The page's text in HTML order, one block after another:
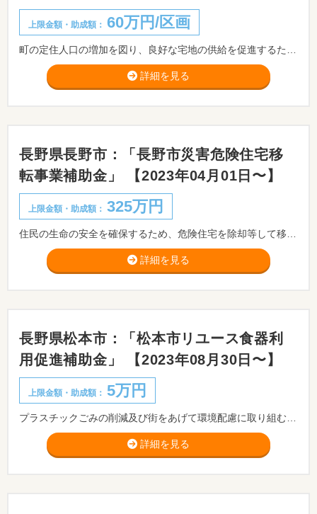
上限金額・助成額： 60万円/区画
詳細を見る
長野県長野市：「長野市災害危険住宅移
転事業補助金」 【2023年04月01日〜】
上限金額・助成額： 325万円
詳細を見る
長野県松本市：「松本市リユース食器利
用促進補助金」 【2023年08月30日〜】
上限金額・助成額： 5万円
詳細を見る